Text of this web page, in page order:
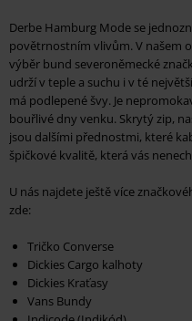
Derbe Hamburg Mode se
povětrnostním vlivům. V našem
výběr bund severoněmecké
udrží v teple a suchu i v té
má podlepené švy. Je
bouřlivé dny venku. Skrytý zip,
jsou dalšími přednostmi, které
špičkové kvalitě, která vás
U nás najdete ještě více
zde:
Tričko Converse
Dickies Cargo kalhoty
Dickies Kraťasy
Vans Bundy